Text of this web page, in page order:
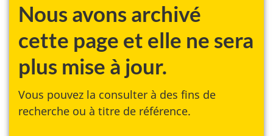
Nous avons archivé
cette page et elle ne sera
plus mise à jour.
Vous pouvez la consulter à des fins de
recherche ou à titre de référence.